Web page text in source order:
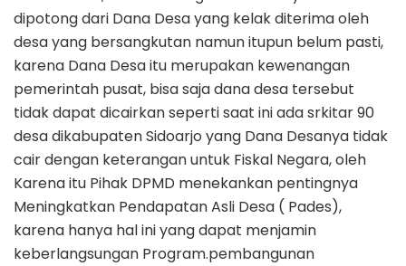
dipotong dari Dana Desa yang kelak diterima oleh
desa yang bersangkutan namun itupun belum pasti,
karena Dana Desa itu merupakan kewenangan
pemerintah pusat, bisa saja dana desa tersebut
tidak dapat dicairkan seperti saat ini ada srkitar 90
desa dikabupaten Sidoarjo yang Dana Desanya tidak
cair dengan keterangan untuk Fiskal Negara, oleh
Karena itu Pihak DPMD menekankan pentingnya
Meningkatkan Pendapatan Asli Desa ( Pades),
karena hanya hal ini yang dapat menjamin
keberlangsungan Program.pembangunan